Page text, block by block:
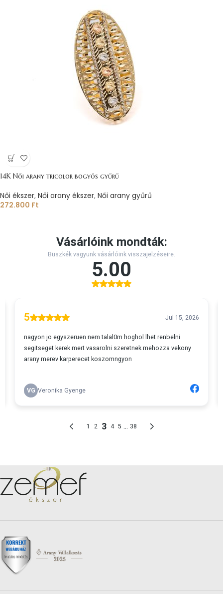
14K Női arany tricolor bogyós gyűrű
Női ékszer, Női arany ékszer, Női arany gyűrű
272.800 Ft